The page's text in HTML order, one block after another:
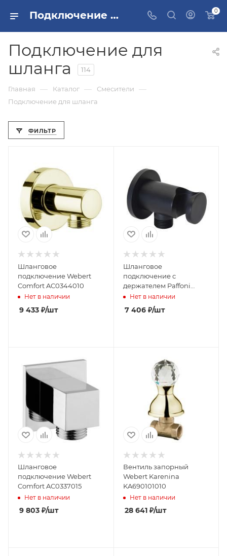
Подключение для душевого шланга Москва 0
Подключение для
шланга
114
Главная — Каталог — Смесители —
Подключение для шланга
ФИЛЬТР
Шланговое
подключение Webert
Comfort AC0344010
Нет в наличии
9 433 ₽/шт
Шланговое
подключение с
держателем Paffoni
ZSUP031NO черный
Нет в наличии
7 406₽/шт
Шланговое
подключение Webert
Comfort AC0337015
Нет в наличии
9 803 ₽/шт
Вентиль запорный
Webert Karenina
KA690101010
Нет в наличии
28 641₽/шт